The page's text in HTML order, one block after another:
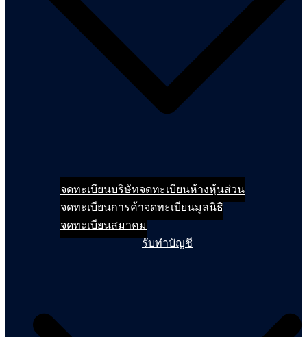
จดทะเบียนบริษัทจดทะเบียนห้างหุ้นส่วน
จดทะเบียนการค้าจดทะเบียนมูลนิธิ
จดทะเบียนสมาคม
รับทำบัญชี